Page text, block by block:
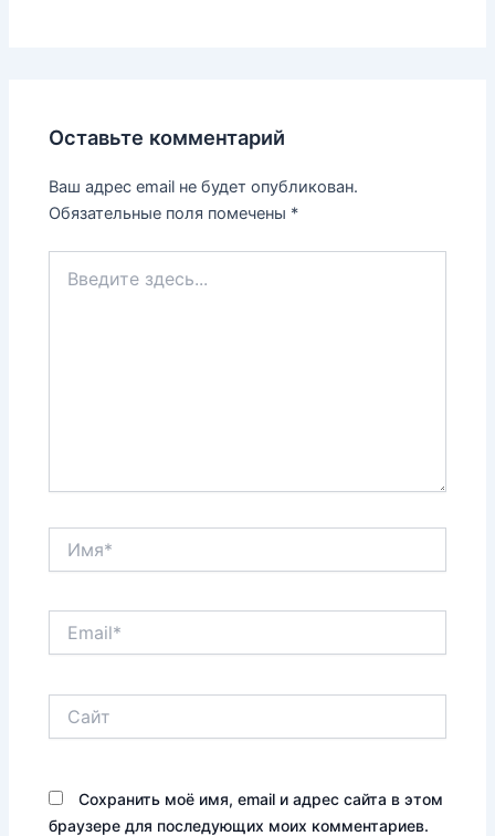
Оставьте комментарий
Ваш адрес email не будет опубликован.
Обязательные поля помечены *
здесь...
Сохранить моё имя, email и адрес сайта в этом
браузере для последующих моих комментариев.